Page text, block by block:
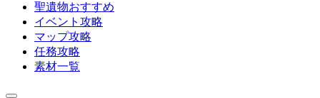
聖遺物おすすめ
イベント攻略
マップ攻略
任務攻略
素材一覧